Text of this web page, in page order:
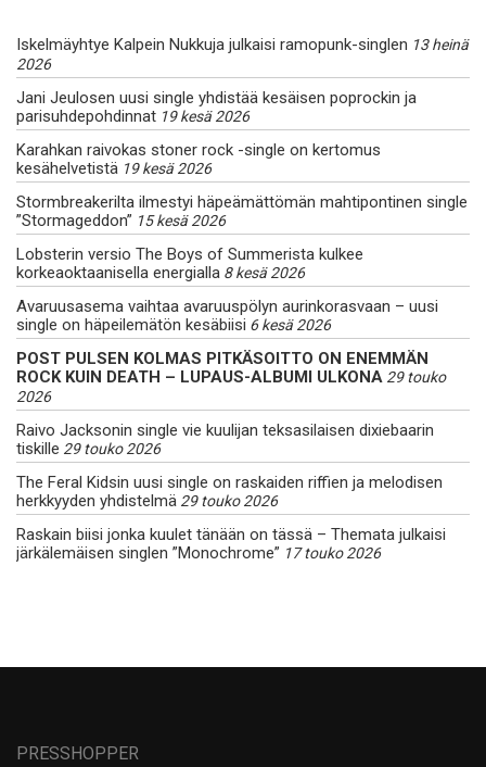
Iskelmäyhtye Kalpein Nukkuja julkaisi ramopunk-singlen 13 heinä
2026
Jani Jeulosen uusi single yhdistää kesäisen poprockin ja
parisuhdepohdinnat 19 kesä 2026
Karahkan raivokas stoner rock -single on kertomus
kesähelvetistä 19 kesä 2026
Stormbreakerilta ilmestyi häpeämättömän mahtipontinen single
”Stormageddon” 15 kesä 2026
Lobsterin versio The Boys of Summerista kulkee
korkeaoktaanisella energialla 8 kesä 2026
Avaruusasema vaihtaa avaruuspölyn aurinkorasvaan – uusi
single on häpeilemätön kesäbiisi 6 kesä 2026
POST PULSEN KOLMAS PITKÄSOITTO ON ENEMMÄN
ROCK KUIN DEATH – LUPAUS-ALBUMI ULKONA 29 touko
2026
Raivo Jacksonin single vie kuulijan teksasilaisen dixiebaarin
tiskille 29 touko 2026
The Feral Kidsin uusi single on raskaiden riffien ja melodisen
herkkyyden yhdistelmä 29 touko 2026
Raskain biisi jonka kuulet tänään on tässä – Themata julkaisi
järkälemäisen singlen ”Monochrome” 17 touko 2026
PRESSHOPPER